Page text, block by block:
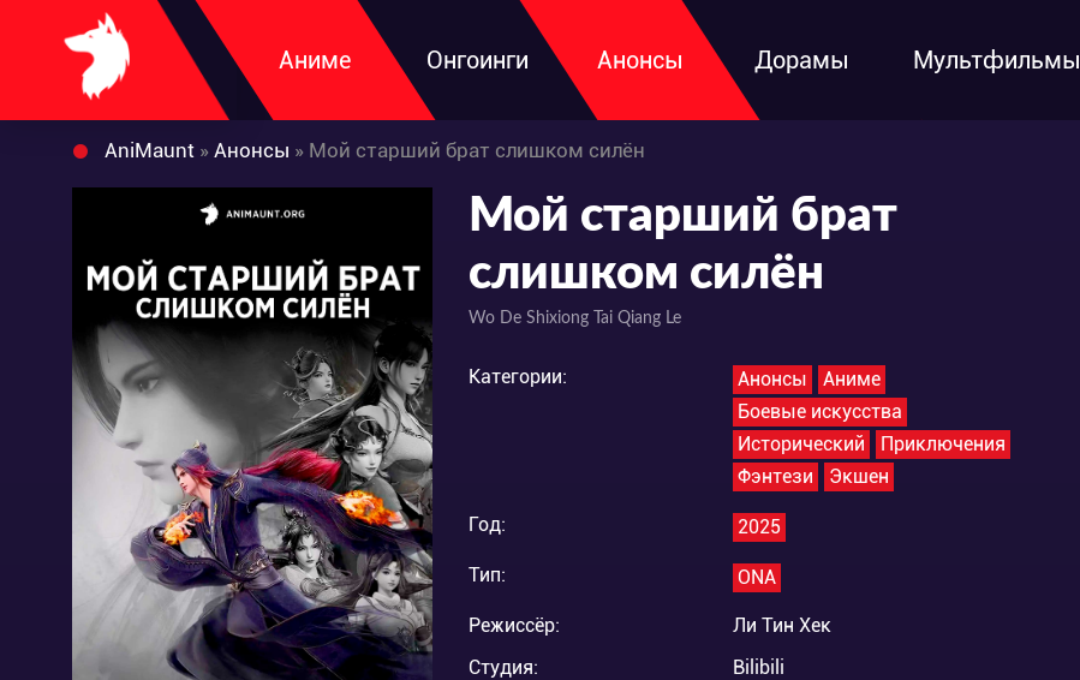
Аниме Онгоинги Анонсы Дорамы Мультфильмы
AniMaunt » Анонсы » Мой старший брат слишком силён
Мой старший брат
слишком силён
Wo De Shixiong Tai Qiang Le
Категории: Анонсы
Аниме
Боевые искусства
Исторический
Приключения
Фэнтези
Экшен
Год: 2025
Тип: ONA
Режиссёр:
Ли Тин Хек
Студия:
Bilibili